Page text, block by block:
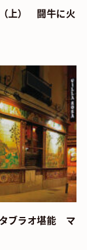
上） 闘牛に火
ブラオ堪能 マ